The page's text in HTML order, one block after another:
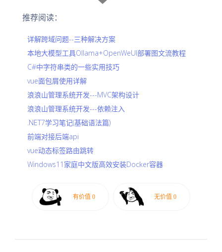
推荐阅读：
详解跨域问题--三种解决方案
本地大模型工具Ollama+OpenWeUI部署图文流教程
C#中字符串类的一些实用技巧
vue面包屑使用详解
浪浪山管理系统开发---MVC架构设计
浪浪山管理系统开发---依赖注入
.NET7学习笔记(基础语法篇)
前端对接后端api
vue动态标签路由跳转
Windows11家庭中文版高效安装Docker容器